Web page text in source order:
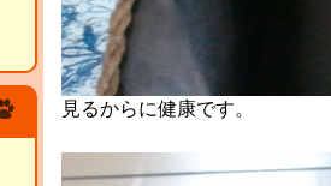
見るからに健康です。